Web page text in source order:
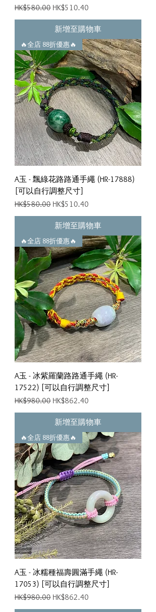
一般價格
HK$580.00 促銷價格
HK$510.40
新增至購物車
🔥全店 88折優惠🔥
A玉 - 飄綠花路路通手繩 (HR-17888)
[可以自行調整尺寸]
一般價格
HK$580.00 促銷價格
HK$510.40
新增至購物車
🔥全店 88折優惠🔥
A玉 - 冰紫羅蘭路路通手繩 (HR-
17522) [可以自行調整尺寸]
一般價格
HK$980.00 促銷價格
HK$862.40
新增至購物車
🔥全店 88折優惠🔥
A玉 - 冰糯種福壽圓滿手繩 (HR-
17053) [可以自行調整尺寸]
一般價格
HK$980.00 促銷價格
HK$862.40